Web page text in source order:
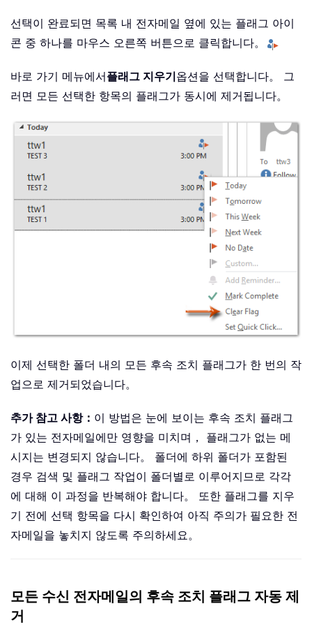
선택이 완료되면 목록 내 전자메일 옆에 있는 플래그 아이
콘 중 하나를 마우스 오른쪽 버튼으로 클릭합니다。
바로 가기 메뉴에서플래그 지우기옵션을 선택합니다。 그
러면 모든 선택한 항목의 플래그가 동시에 제거됩니다。
이제 선택한 폴더 내의 모든 후속 조치 플래그가 한 번의 작
업으로 제거되었습니다。
추가 참고 사항： 이 방법은 눈에 보이는 후속 조치 플래그
가 있는 전자메일에만 영향을 미치며， 플래그가 없는 메
시지는 변경되지 않습니다。 폴더에 하위 폴더가 포함된
경우 검색 및 플래그 작업이 폴더별로 이루어지므로 각각
에 대해 이 과정을 반복해야 합니다。 또한 플래그를 지우
기 전에 선택 항목을 다시 확인하여 아직 주의가 필요한 전
자메일을 놓치지 않도록 주의하세요。
모든 수신 전자메일의 후속 조치 플래그 자동 제
거